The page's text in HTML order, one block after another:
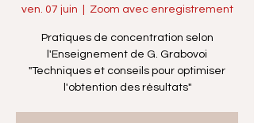
ven. 07 juin Zoom avec enregistrement
Pratiques de concentration selon
l'Enseignement de G. Grabovoi
"Techniques et conseils pour optimiser
l'obtention des résultats"